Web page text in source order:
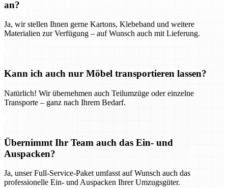
an?
Ja, wir stellen Ihnen gerne Kartons, Klebeband und weitere
Materialien zur Verfügung – auf Wunsch auch mit Lieferung.
Kann ich auch nur Möbel transportieren lassen?
Natürlich! Wir übernehmen auch Teilumzüge oder einzelne
Transporte – ganz nach Ihrem Bedarf.
Übernimmt Ihr Team auch das Ein- und
Auspacken?
Ja, unser Full-Service-Paket umfasst auf Wunsch auch das
professionelle Ein- und Auspacken Ihrer Umzugsgüter.